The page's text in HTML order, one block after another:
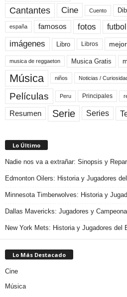
Cantantes Cine Cuento
españa famosos fotos futbol
imágenes Libro Libros mejor
musica de reggaeton Musica Gratis
Música niños Noticias /
Películas Peru Principales
Resumen Serie Series
Lo Último
Nadie nos va a extrañar: Sinopsis y
Edmonton Oilers: Historia y Jugadores
Minnesota Timberwolves: Historia y
Dallas Mavericks: Jugadores y
New York Mets: Historia y Jugadores del
Lo Más Destacado
Cine
Música